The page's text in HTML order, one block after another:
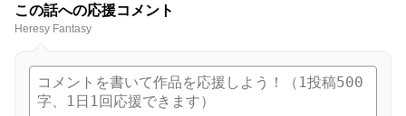
この話への応援コメント
Heresy Fantasy